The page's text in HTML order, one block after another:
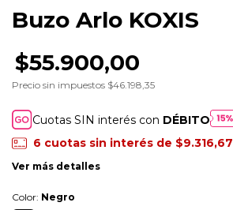
Buzo Arlo KOXIS
$55.900,00
Precio sin impuestos $46.198,35
Cuotas SIN interés con DÉBITO
6 cuotas sin interés de $9.316,67
Ver más detalles
Color: Negro